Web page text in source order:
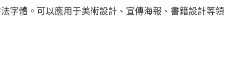
字體。可以應用于美術設計、宣傳海報、書籍設計等領